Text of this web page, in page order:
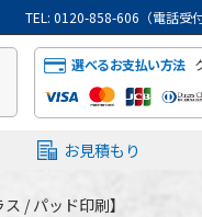
TEL: 0120-858-606（電話受
選べるお支払い方法
お見積もり
/ パッド印刷】